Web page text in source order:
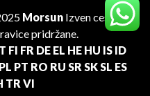
MorsunIzven ceste
pridržane.
FI FR DE EL HE HU IS ID
PL PT RO RU SR SKSL ES
TR VI